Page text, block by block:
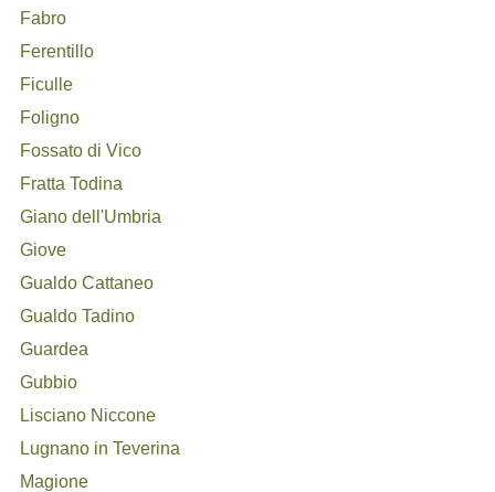
Fabro
Ferentillo
Ficulle
Foligno
Fossato di Vico
Fratta Todina
Giano dell'Umbria
Giove
Gualdo Cattaneo
Gualdo Tadino
Guardea
Gubbio
Lisciano Niccone
Lugnano in Teverina
Magione